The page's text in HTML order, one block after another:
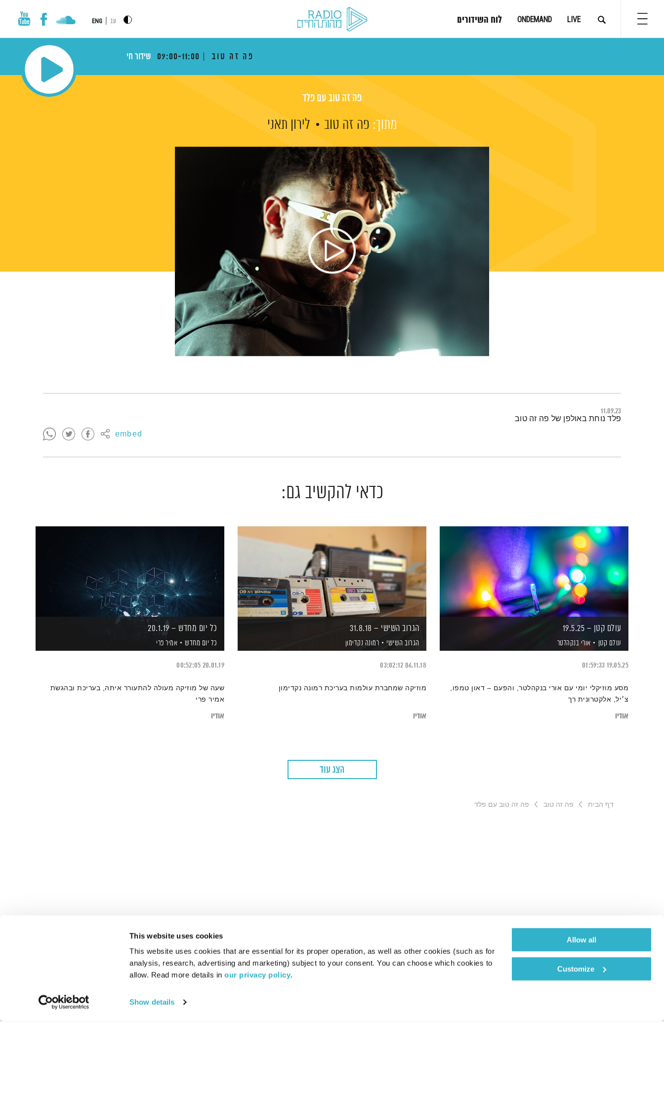
This website uses cookies
This website uses cookies that are essential for its proper operation, as well as other cookies (such as for
analysis, research, advertising and marketing) subject to your consent. You can choose which cookies to
allow. Read more details in our privacy policy.
Show details
Allow all
Customize
LIVE
ONDEMAND לוח השידורים עב ENG
פה זה טוב 09:00-11:00 שידור חי
פה זה טוב עם פלד
מתוך: פה זה טוב לירון תאני
11.09.23
embed
תמצית הפודקאסט
פלד נוחת באולפן של פה זה טוב
כדאי להקשיב גם:
עולם קטן – 19.5.25
עולם קטן אורי בנקהלטר
19.05.25
01:59:33
מסע מוזיקלי יומי עם אורי בנקהלטר, והפעם – דאון טמפו,
צ׳יל, אלקטרונית רך
אודיו
הגרוב השישי – 31.8.18
הגרוב השישי רמונה נקדימון
06.11.18
03:02:12
מוזיקה שמחברת עולמות בעריכת רמונה נקדימון
אודיו
כל יום מחדש – 20.1.19
כל יום מחדש אמיר פרי
20.01.19
00:52:05
שעה של מוזיקה מעולה להתעורר איתה, בעריכת ובהגשת
אמיר פרי
אודיו
הצג עוד
דף הבית פה זה טוב פה זה טוב עם פלד